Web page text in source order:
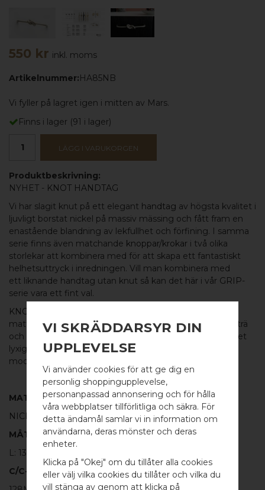
WELCOME TO
BB SWEDEN HARDWARE
Välj land / Choose country
550 kr inkl. moms
Artikelnummer:HA85NB
Vi fyller på lagret igen i mitten av Mars.
Finns i lager (91 i lager)
LÄGG I VARUKORGEN
Produktbeskrivning:
NYHET - KNOT HANDTAG
Vi har slagit knut på ett elegant handtag av högsta kvalitet i
ljuvligt borstat nickel på massiv mässing och fått fram en
enastående blandning av lekfullhet och förfining. I samma
serie finns även matchande knoppar/krokar i två olika
storlekar att kombinera med för att skapa ett fantastiskt
helhetsuttryck i inredningen. Vill man kombinera med
ett liknande handtag utan knut så kan det här i vår GRIP-
serie vara ett fint val.
KNOT
mattborstad yta är mycket fint mot till exempel mörkt trä
och ett utmärkt val till allt från garderober och byråer i det
lyxiga sovrummet som för att förvandla en möbel till en
modern statement piece för salongen.
MATERIAL
NICKEL PÅ 100% MÄSSING
MÅTT
L: 136MM H: 45MM TJ: 8MM
C/C-MÅTT
VI SKRÄDDARSYR DIN
UPPLEVELSE
Vi använder cookies för att ge dig en
personlig shoppingupplevelse,
personanpassad annonsering och för hålla
våra webbplatser tillförlitliga och säkra. För
detta ändamål samlar vi in information om
användarna, deras mönster och deras
enheter.
Klicka på "Okej" om du tillåter alla cookies
eller välj vilka cookies du tillåter och vilka du
vill stänga av genom att klicka på